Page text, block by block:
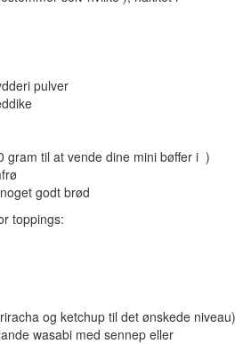
pulver
gram til at vende dine mini bøffer i )
godt brød
toppings:
og ketchup til det ønskede niveau)
wasabi med sennep eller